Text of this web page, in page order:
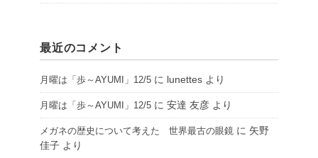
最近のコメント
月曜は「歩～AYUMI」12/5 に lunettes より
月曜は「歩～AYUMI」12/5 に 安達 友彦 より
メガネの歴史について考えた 世界最古の眼鏡 に 矢野
佳子 より